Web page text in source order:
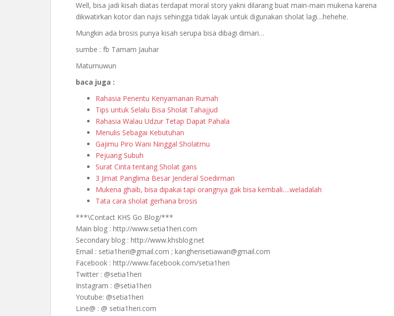
Well, bisa jadi kisah diatas terdapat moral story yakni dilarang buat main-main mukena karena
dikwatirkan kotor dan najis sehingga tidak layak untuk digunakan sholat lagi…hehehe.
Mungkin ada brosis punya kisah serupa bisa dibagi dimari…
sumbe : fb Tamam Jauhar
Maturnuwun
baca juga :
Rahasia Penentu Kenyamanan Rumah
Tips untuk Selalu Bisa Sholat Tahajjud
Rahasia Walau Udzur Tetap Dapat Pahala
Menulis Sebagai Kebutuhan
Gajimu Piro Wani Ninggal Sholatmu
Pejuang Subuh
Surat Cinta tentang Sholat gans
3 Jimat Panglima Besar Jenderal Soedirman
Mukena ghaib, bisa dipakai tapi orangnya gak bisa kembali….weladalah
Tata cara sholat gerhana brosis
***\Contact KHS Go Blog/***
Main blog : http://www.setia1heri.com
Secondary blog : http://www.khsblog.net
Email : setia1heri@gmail.com ; kangherisetiawan@gmail.com
Facebook : http://www.facebook.com/setia1heri
Twitter : @setia1heri
Instagram : @setia1heri
Youtube: @setia1heri
Line@ : @ setia1heri.com